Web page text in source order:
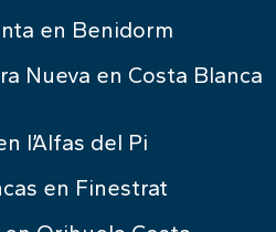
en Benidorm
Nueva en Costa Blanca
l’Alfas del Pi
en Finestrat